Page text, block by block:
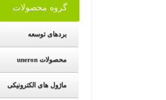
گروه محصولات
بردهای توسعه
uneron محصولات
ماژول های الکترونیکی